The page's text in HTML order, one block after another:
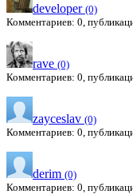
developer (0)
Комментариев: 0,
rave (0)
Комментариев: 0,
zayceslav (0)
Комментариев: 0,
derim (0)
Комментариев: 0,